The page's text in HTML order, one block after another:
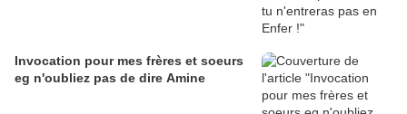
Invocation pour mes frères et soeurs
eg n'oubliez pas de dire Amine